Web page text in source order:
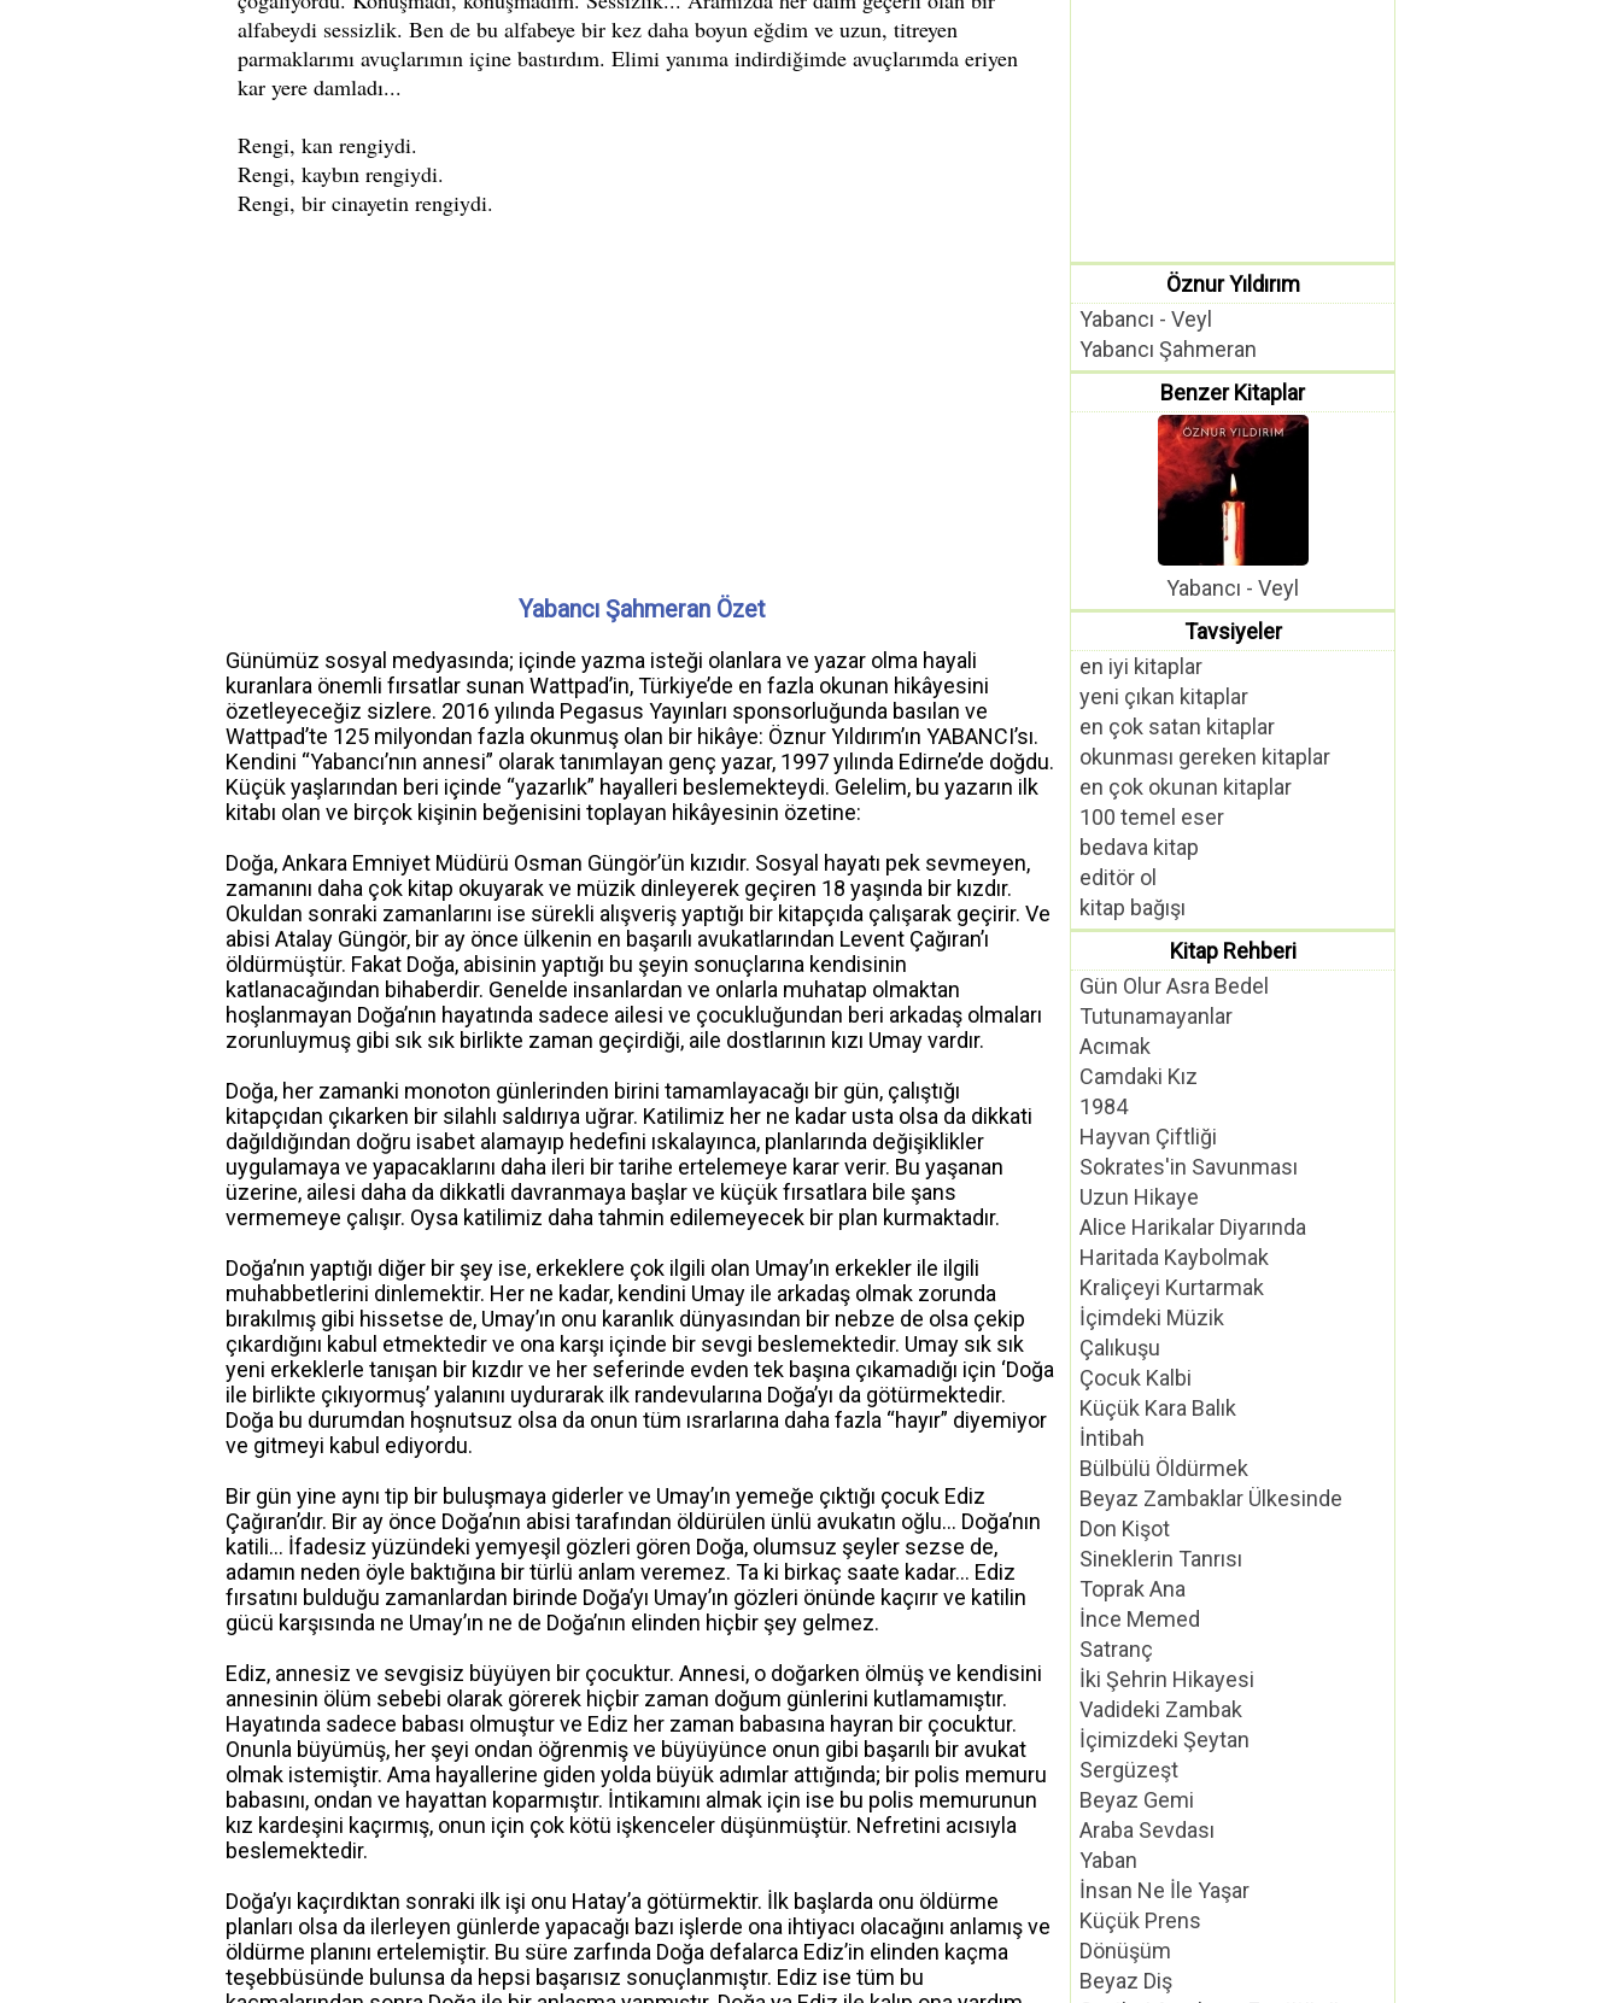
Yabancı Şahmeran Özet
Günümüz sosyal medyasında; içinde yazma isteği olanlara ve yazar olma hayali
kuranlara önemli fırsatlar sunan Wattpad’in, Türkiye’de en fazla okunan hikâyesini
özetleyeceğiz sizlere. 2016 yılında Pegasus Yayınları sponsorluğunda basılan ve
Wattpad’te 125 milyondan fazla okunmuş olan bir hikâye: Öznur Yıldırım’ın YABANCI’sı.
Kendini “Yabancı’nın annesi” olarak tanımlayan genç yazar, 1997 yılında Edirne’de doğdu.
Küçük yaşlarından beri içinde “yazarlık” hayalleri beslemekteydi. Gelelim, bu yazarın ilk
kitabı olan ve birçok kişinin beğenisini toplayan hikâyesinin özetine:
Doğa, Ankara Emniyet Müdürü Osman Güngör’ün kızıdır. Sosyal hayatı pek sevmeyen,
zamanını daha çok kitap okuyarak ve müzik dinleyerek geçiren 18 yaşında bir kızdır.
Okuldan sonraki zamanlarını ise sürekli alışveriş yaptığı bir kitapçıda çalışarak geçirir. Ve
abisi Atalay Güngör, bir ay önce ülkenin en başarılı avukatlarından Levent Çağıran’ı
öldürmüştür. Fakat Doğa, abisinin yaptığı bu şeyin sonuçlarına kendisinin
katlanacağından bihaberdir. Genelde insanlardan ve onlarla muhatap olmaktan
hoşlanmayan Doğa’nın hayatında sadece ailesi ve çocukluğundan beri arkadaş olmaları
zorunluymuş gibi sık sık birlikte zaman geçirdiği, aile dostlarının kızı Umay vardır.
Doğa, her zamanki monoton günlerinden birini tamamlayacağı bir gün, çalıştığı
kitapçıdan çıkarken bir silahlı saldırıya uğrar. Katilimiz her ne kadar usta olsa da dikkati
dağıldığından doğru isabet alamayıp hedefini ıskalayınca, planlarında değişiklikler
uygulamaya ve yapacaklarını daha ileri bir tarihe ertelemeye karar verir. Bu yaşanan
üzerine, ailesi daha da dikkatli davranmaya başlar ve küçük fırsatlara bile şans
vermemeye çalışır. Oysa katilimiz daha tahmin edilemeyecek bir plan kurmaktadır.
Doğa’nın yaptığı diğer bir şey ise, erkeklere çok ilgili olan Umay’ın erkekler ile ilgili
muhabbetlerini dinlemektir. Her ne kadar, kendini Umay ile arkadaş olmak zorunda
bırakılmış gibi hissetse de, Umay’ın onu karanlık dünyasından bir nebze de olsa çekip
çıkardığını kabul etmektedir ve ona karşı içinde bir sevgi beslemektedir. Umay sık sık
yeni erkeklerle tanışan bir kızdır ve her seferinde evden tek başına çıkamadığı için ‘Doğa
ile birlikte çıkıyormuş’ yalanını uydurarak ilk randevularına Doğa’yı da götürmektedir.
Doğa bu durumdan hoşnutsuz olsa da onun tüm ısrarlarına daha fazla “hayır” diyemiyor
ve gitmeyi kabul ediyordu.
Bir gün yine aynı tip bir buluşmaya giderler ve Umay’ın yemeğe çıktığı çocuk Ediz
Çağıran’dır. Bir ay önce Doğa’nın abisi tarafından öldürülen ünlü avukatın oğlu… Doğa’nın
katili… İfadesiz yüzündeki yemyeşil gözleri gören Doğa, olumsuz şeyler sezse de,
adamın neden öyle baktığına bir türlü anlam veremez. Ta ki birkaç saate kadar… Ediz
fırsatını bulduğu zamanlardan birinde Doğa’yı Umay’ın gözleri önünde kaçırır ve katilin
gücü karşısında ne Umay’ın ne de Doğa’nın elinden hiçbir şey gelmez.
Ediz, annesiz ve sevgisiz büyüyen bir çocuktur. Annesi, o doğarken ölmüş ve kendisini
annesinin ölüm sebebi olarak görerek hiçbir zaman doğum günlerini kutlamamıştır.
Hayatında sadece babası olmuştur ve Ediz her zaman babasına hayran bir çocuktur.
Onunla büyümüş, her şeyi ondan öğrenmiş ve büyüyünce onun gibi başarılı bir avukat
olmak istemiştir. Ama hayallerine giden yolda büyük adımlar attığında; bir polis memuru
babasını, ondan ve hayattan koparmıştır. İntikamını almak için ise bu polis memurunun
kız kardeşini kaçırmış, onun için çok kötü işkenceler düşünmüştür. Nefretini acısıyla
beslemektedir.
Doğa’yı kaçırdıktan sonraki ilk işi onu Hatay’a götürmektir. İlk başlarda onu öldürme
planları olsa da ilerleyen günlerde yapacağı bazı işlerde ona ihtiyacı olacağını anlamış ve
öldürme planını ertelemiştir. Bu süre zarfında Doğa defalarca Ediz’in elinden kaçma
teşebbüsünde bulunsa da hepsi başarısız sonuçlanmıştır. Ediz ise tüm bu
Öznur Yıldırım
Yabancı - Veyl
Yabancı Şahmeran
Benzer Kitaplar
Yabancı - Veyl
Tavsiyeler
en iyi kitaplar
yeni çıkan kitaplar
en çok satan kitaplar
okunması gereken kitaplar
en çok okunan kitaplar
100 temel eser
bedava kitap
editör ol
kitap bağışı
Kitap Rehberi
Gün Olur Asra Bedel
Tutunamayanlar
Acımak
Camdaki Kız
1984
Hayvan Çiftliği
Sokrates'in Savunması
Uzun Hikaye
Alice Harikalar Diyarında
Haritada Kaybolmak
Kraliçeyi Kurtarmak
İçimdeki Müzik
Çalıkuşu
Çocuk Kalbi
Küçük Kara Balık
İntibah
Bülbülü Öldürmek
Beyaz Zambaklar Ülkesinde
Don Kişot
Sineklerin Tanrısı
Toprak Ana
İnce Memed
Satranç
İki Şehrin Hikayesi
Vadideki Zambak
İçimizdeki Şeytan
Sergüzeşt
Beyaz Gemi
Araba Sevdası
Yaban
İnsan Ne İle Yaşar
Küçük Prens
Dönüşüm
Beyaz Diş